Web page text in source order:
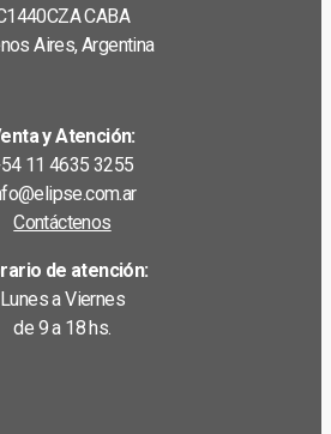
CABA
Aires, Argentina
y Atención:
11 4635 3255
Contáctenos
de atención:
Lunes a Viernes
de 9 a 18 hs.